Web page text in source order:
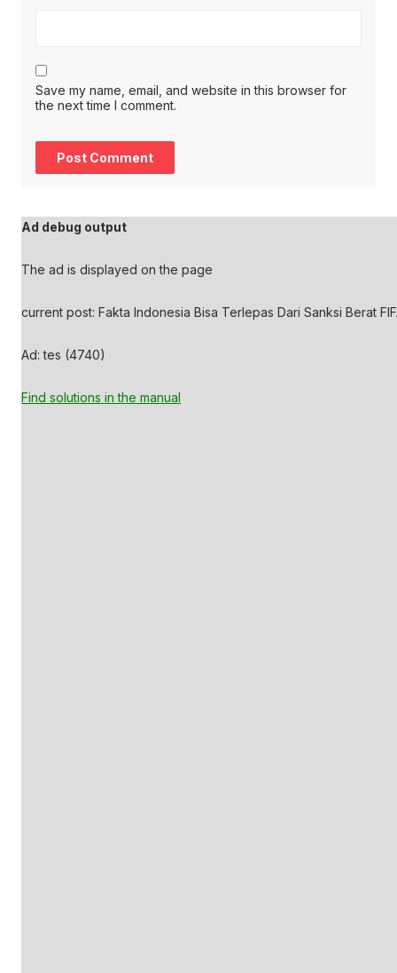
Save my name, email, and website in this browser for
the next time I comment.
Ad debug output
The ad is displayed on the page
current post: Fakta Indonesia Bisa Terlepas Dari Sanksi Berat
Ad: tes (4740)
Find solutions in the manual